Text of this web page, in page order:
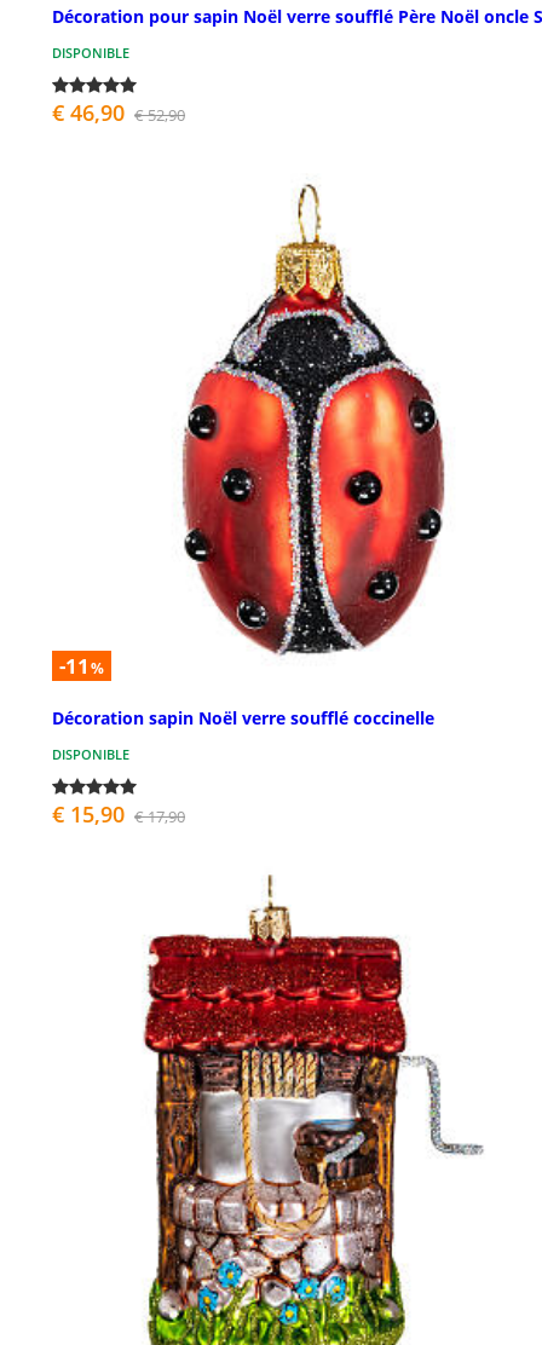
Décoration pour sapin Noël verre soufflé Père Noël oncle
DISPONIBLE
€ 46,90 € 52,90
-11 %
Décoration sapin Noël verre soufflé coccinelle
DISPONIBLE
€ 15,90 € 17,90